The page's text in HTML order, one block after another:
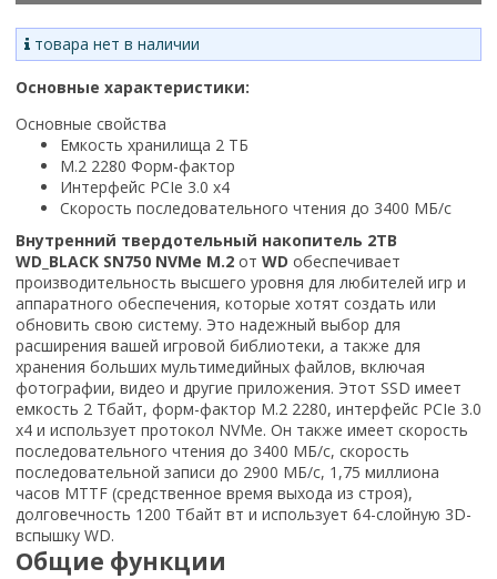
товара нет в наличии
Основные характеристики:
Основные свойства
Емкость хранилища 2 ТБ
M.2 2280 Форм-фактор
Интерфейс PCIe 3.0 x4
Скорость последовательного чтения до 3400 МБ/с
Внутренний твердотельный накопитель 2TB
WD_BLACK SN750 NVMe M.2 от WD обеспечивает
производительность высшего уровня для любителей игр и
аппаратного обеспечения, которые хотят создать или
обновить свою систему. Это надежный выбор для
расширения вашей игровой библиотеки, а также для
хранения больших мультимедийных файлов, включая
фотографии, видео и другие приложения. Этот SSD имеет
емкость 2 Тбайт, форм-фактор M.2 2280, интерфейс PCIe 3.0
x4 и использует протокол NVMe. Он также имеет скорость
последовательного чтения до 3400 МБ/с, скорость
последовательной записи до 2900 МБ/с, 1,75 миллиона
часов MTTF (средственное время выхода из строя),
долговечность 1200 Тбайт вт и использует 64-слойную 3D-
вспышку WD.
Общие функции